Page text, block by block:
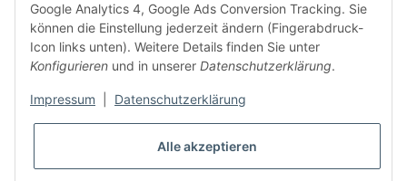
Google Analytics 4, Google Ads Conversion Tracking. Sie
können die Einstellung jederzeit ändern (Fingerabdruck-
Icon links unten). Weitere Details finden Sie unter
Konfigurieren und in unserer Datenschutzerklärung.
Impressum Datenschutzerklärung
Alle akzeptieren
Rote Rebsorten